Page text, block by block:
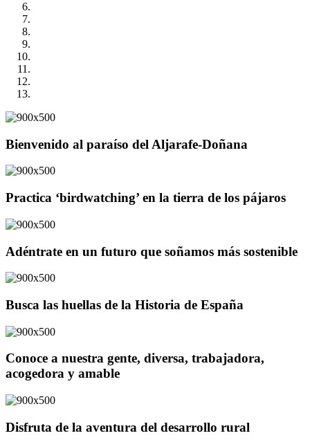
Bienvenido al paraíso del Aljarafe-Doñana
Practica ‘birdwatching’ en la tierra de los pájaros
Adéntrate en un futuro que soñamos más sostenible
Busca las huellas de la Historia de España
Conoce a nuestra gente, diversa, trabajadora,
acogedora y amable
Disfruta de la aventura del desarrollo rural